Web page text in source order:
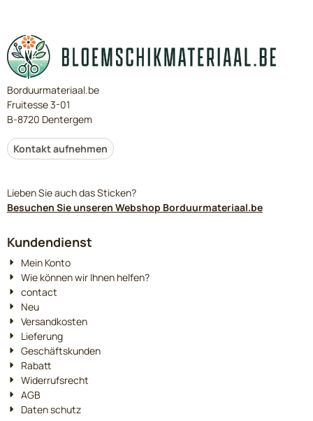
Borduurmateriaal.be
Fruitesse 3-01
B-8720 Dentergem
Kontakt aufnehmen
Lieben Sie auch das Sticken?
Besuchen Sie unseren Webshop Borduurmateriaal.be
Kundendienst
Mein Konto
Wie können wir Ihnen helfen?
contact
Neu
Versandkosten
Lieferung
Geschäftskunden
Rabatt
Widerrufsrecht
AGB
Daten schutz